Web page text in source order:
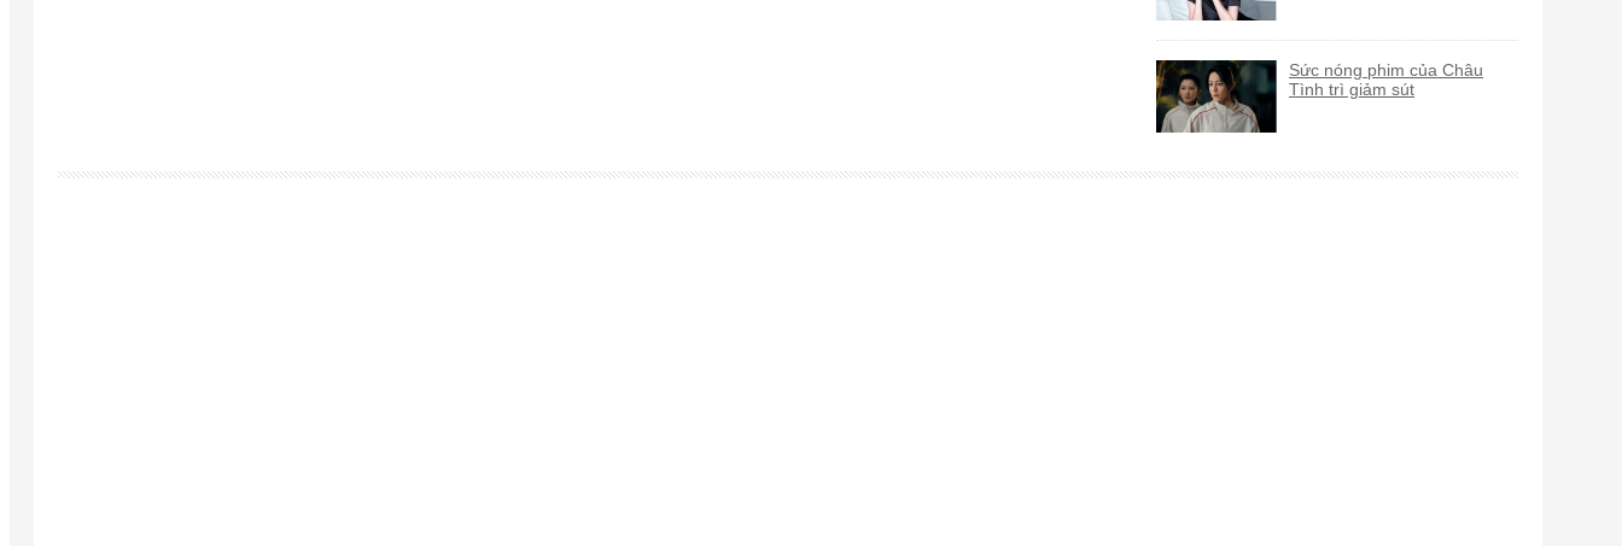
Sức nóng phim của Châu
Tình trì giảm sút